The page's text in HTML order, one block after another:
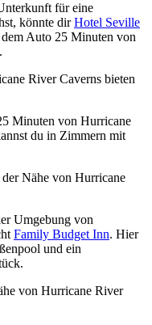
für eine
könnte dirHotel Seville
Auto 25 Minuten von
River Caverns bieten
Minuten von Hurricane
du in Zimmern mit
Nähe von Hurricane
Umgebung von
Family Budget Inn. Hier
und ein
von Hurricane River